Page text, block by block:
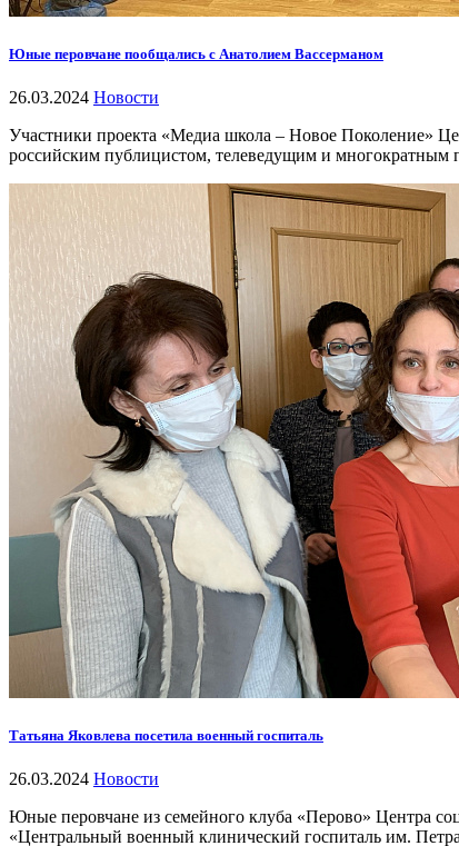
Юные перовчане пообщались с Анатолием Вассерманом
26.03.2024 Новости
Участники проекта «Медиа школа – Новое Поколение»
российским публицистом, телеведущим и многократным
Татьяна Яковлева посетила военный госпиталь
26.03.2024 Новости
Юные перовчане из семейного клуба «Перово» Центра
«Центральный военный клинический госпиталь им.